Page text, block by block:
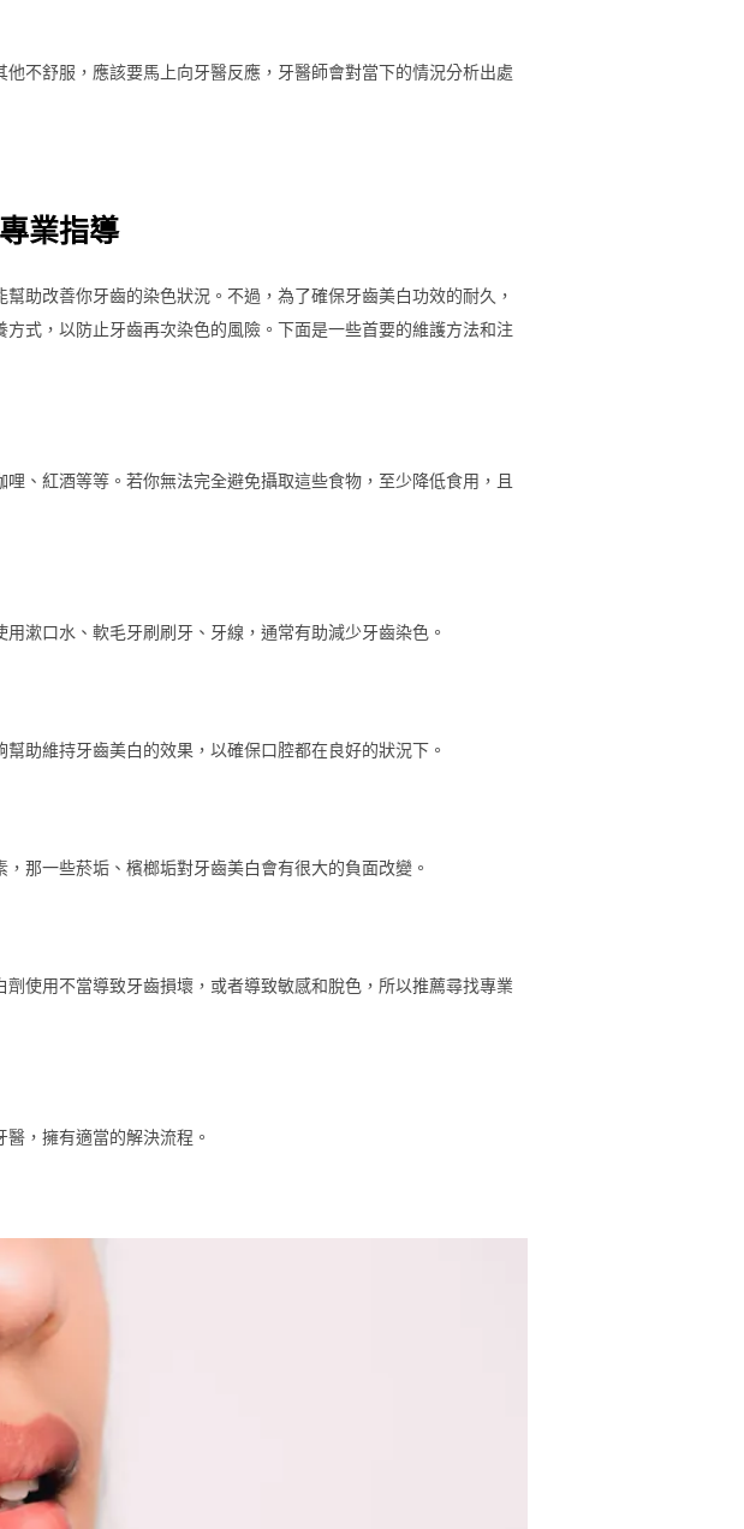
不舒服，應該要馬上向牙醫反應，牙醫師會對當下的情況分析出處
業指導
助改善你牙齒的染色狀況。不過，為了確保牙齒美白功效的耐久，
式，以防止牙齒再次染色的風險。下面是一些首要的維護方法和注
、紅酒等等。若你無法完全避免攝取這些食物，至少降低食用，且
漱口水、軟毛牙刷刷牙、牙線，通常有助減少牙齒染色。
助維持牙齒美白的效果，以確保口腔都在良好的狀況下。
那一些菸垢、檳榔垢對牙齒美白會有很大的負面改變。
使用不當導致牙齒損壞，或者導致敏感和脫色，所以推薦尋找專業
，擁有適當的解決流程。